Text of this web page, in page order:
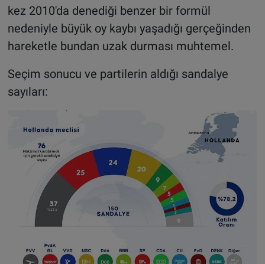
kez 2010'da denediği benzer bir formül
nedeniyle büyük oy kaybı yaşadığı gerçeğinden
hareketle bundan uzak durması muhtemel.
Seçim sonucu ve partilerin aldığı sandalye
sayıları: